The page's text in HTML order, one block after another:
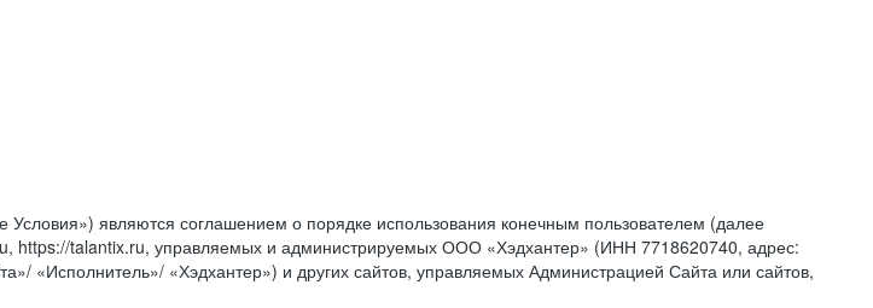
являются соглашением о порядке использования конечным пользователем (далее
https://talantix.ru, управляемых и администрируемых ООО «Хэдхантер» (ИНН 7718620740, адрес:
«Исполнитель»/ «Хэдхантер») и других сайтов, управляемых Администрацией Сайта или сайтов,